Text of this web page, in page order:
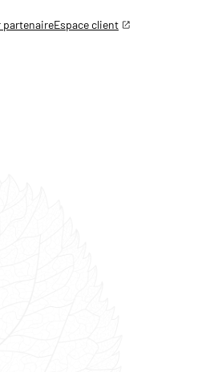
partenaireEspace client